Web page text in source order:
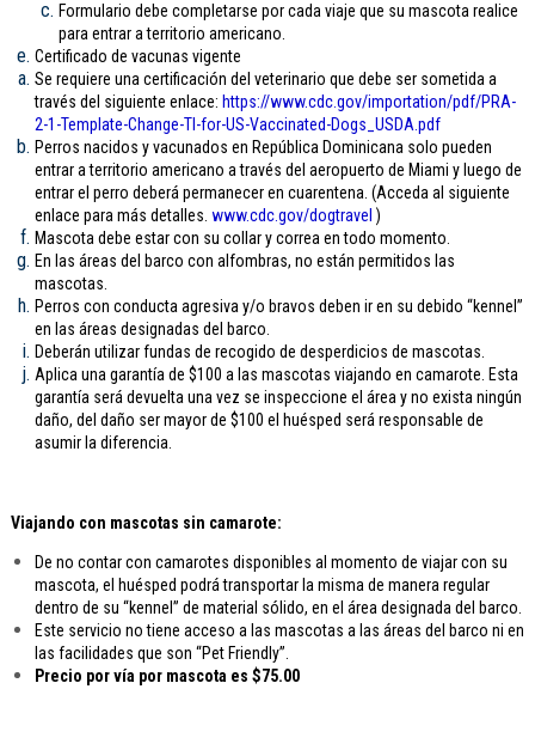
Formulario debe completarse por cada viaje que su mascota realice
para entrar a territorio americano.
Certificado de vacunas vigente
Se requiere una certificación del veterinario que debe ser sometida a
través del siguiente enlace: https://www.cdc.gov/importation/pdf/PRA-
2-1-Template-Change-TI-for-US-Vaccinated-Dogs_USDA.pdf
Perros nacidos y vacunados en República Dominicana solo pueden
entrar a territorio americano a través del aeropuerto de Miami y luego de
entrar el perro deberá permanecer en cuarentena. (Acceda al siguiente
enlace para más detalles. www.cdc.gov/dogtravel )
Mascota debe estar con su collar y correa en todo momento.
En las áreas del barco con alfombras, no están permitidos las
mascotas.
Perros con conducta agresiva y/o bravos deben ir en su debido “kennel”
en las áreas designadas del barco.
Deberán utilizar fundas de recogido de desperdicios de mascotas.
Aplica una garantía de $100 a las mascotas viajando en camarote. Esta
garantía será devuelta una vez se inspeccione el área y no exista ningún
daño, del daño ser mayor de $100 el huésped será responsable de
asumir la diferencia.
Viajando con mascotas sin camarote:
De no contar con camarotes disponibles al momento de viajar con su
mascota, el huésped podrá transportar la misma de manera regular
dentro de su “kennel” de material sólido, en el área designada del barco.
Este servicio no tiene acceso a las mascotas a las áreas del barco ni en
las facilidades que son “Pet Friendly”.
Precio por vía por mascota es $75.00